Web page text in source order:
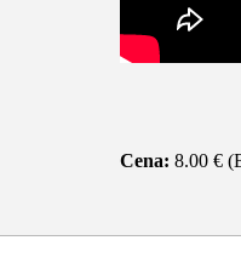
Cena: 8.00 €